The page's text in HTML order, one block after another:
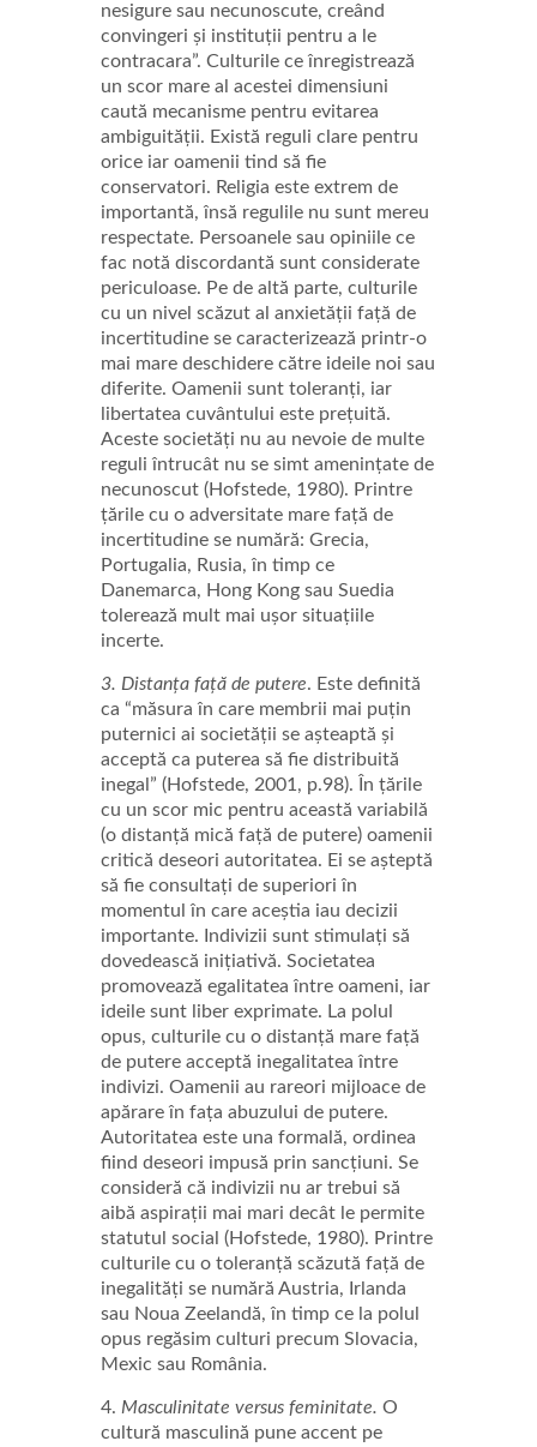
nesigure sau necunoscute, creând
convingeri și instituții pentru a le
contracara”. Culturile ce înregistrează
un scor mare al acestei dimensiuni
caută mecanisme pentru evitarea
ambiguității. Există reguli clare pentru
orice iar oamenii tind să fie
conservatori. Religia este extrem de
importantă, însă regulile nu sunt mereu
respectate. Persoanele sau opiniile ce
fac notă discordantă sunt considerate
periculoase. Pe de altă parte, culturile
cu un nivel scăzut al anxietății față de
incertitudine se caracterizează printr-o
mai mare deschidere către ideile noi sau
diferite. Oamenii sunt toleranți, iar
libertatea cuvântului este prețuită.
Aceste societăți nu au nevoie de multe
reguli întrucât nu se simt amenințate de
necunoscut (Hofstede, 1980). Printre
țările cu o adversitate mare față de
incertitudine se numără: Grecia,
Portugalia, Rusia, în timp ce
Danemarca, Hong Kong sau Suedia
tolerează mult mai ușor situațiile
incerte.
3. Distanța față de putere. Este definită
ca “măsura în care membrii mai puțin
puternici ai societății se așteaptă și
acceptă ca puterea să fie distribuită
inegal” (Hofstede, 2001, p.98). În țările
cu un scor mic pentru această variabilă
(o distanță mică față de putere) oamenii
critică deseori autoritatea. Ei se așteptă
să fie consultați de superiori în
momentul în care aceștia iau decizii
importante. Indivizii sunt stimulați să
dovedească inițiativă. Societatea
promovează egalitatea între oameni, iar
ideile sunt liber exprimate. La polul
opus, culturile cu o distanță mare față
de putere acceptă inegalitatea între
indivizi. Oamenii au rareori mijloace de
apărare în fața abuzului de putere.
Autoritatea este una formală, ordinea
fiind deseori impusă prin sancțiuni. Se
consideră că indivizii nu ar trebui să
aibă aspirații mai mari decât le permite
statutul social (Hofstede, 1980). Printre
culturile cu o toleranță scăzută față de
inegalități se numără Austria, Irlanda
sau Noua Zeelandă, în timp ce la polul
opus regăsim culturi precum Slovacia,
Mexic sau România.
4. Masculinitate versus feminitate. O
cultură masculină pune accent pe